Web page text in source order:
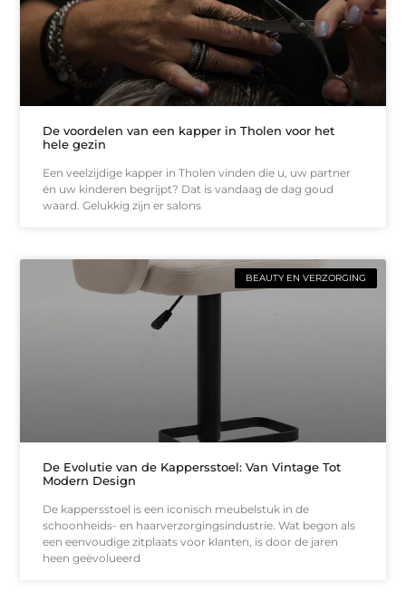
De voordelen van een kapper in Tholen voor het
hele gezin
Een veelzijdige kapper in Tholen vinden die u, uw partner
én uw kinderen begrijpt? Dat is vandaag de dag goud
waard. Gelukkig zijn er salons
BEAUTY EN VERZORGING
De Evolutie van de Kappersstoel: Van Vintage Tot
Modern Design
De kappersstoel is een iconisch meubelstuk in de
schoonheids- en haarverzorgingsindustrie. Wat begon als
een eenvoudige zitplaats voor klanten, is door de jaren
heen geëvolueerd